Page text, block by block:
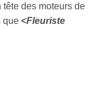
des moteurs de
que <Fleuriste